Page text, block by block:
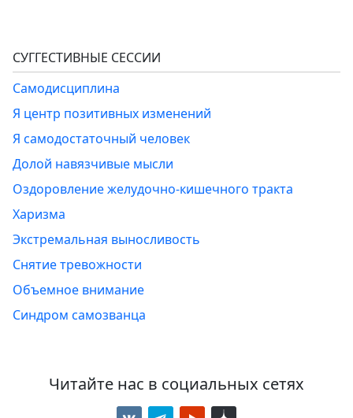
СУГГЕСТИВНЫЕ СЕССИИ
Самодисциплина
Я центр позитивных изменений
Я самодостаточный человек
Долой навязчивые мысли
Оздоровление желудочно-кишечного тракта
Харизма
Экстремальная выносливость
Снятие тревожности
Объемное внимание
Синдром самозванца
Читайте нас в социальных сетях